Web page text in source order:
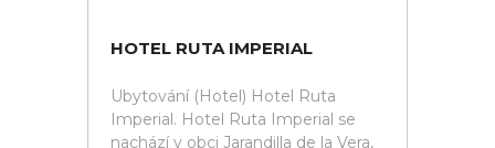
HOTEL RUTA IMPERIAL
Ubytování (Hotel) Hotel Ruta
Imperial. Hotel Ruta Imperial se
nachází v obci Jarandilla de la Vera,